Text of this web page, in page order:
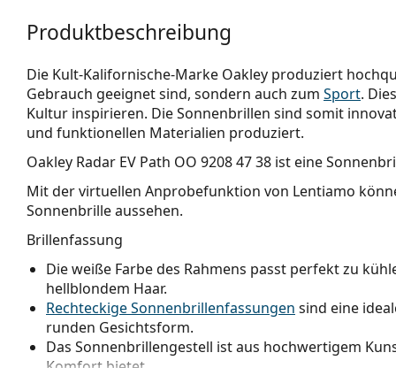
Produktbeschreibung
Die Kult-Kalifornische-Marke Oakley produziert
Gebrauch geeignet sind, sondern auch zum Sport.
Kultur inspirieren. Die Sonnenbrillen sind somit
und funktionellen Materialien produziert.
Oakley Radar EV Path OO 9208 47 38 ist eine
Mit der virtuellen Anprobefunktion von Lentiamo
Sonnenbrille aussehen.
Brillenfassung
Die weiße Farbe des Rahmens passt perfekt zu
hellblondem Haar.
Rechteckige Sonnenbrillenfassungen sind eine
runden Gesichtsform.
Das Sonnenbrillengestell ist aus hochwertigem